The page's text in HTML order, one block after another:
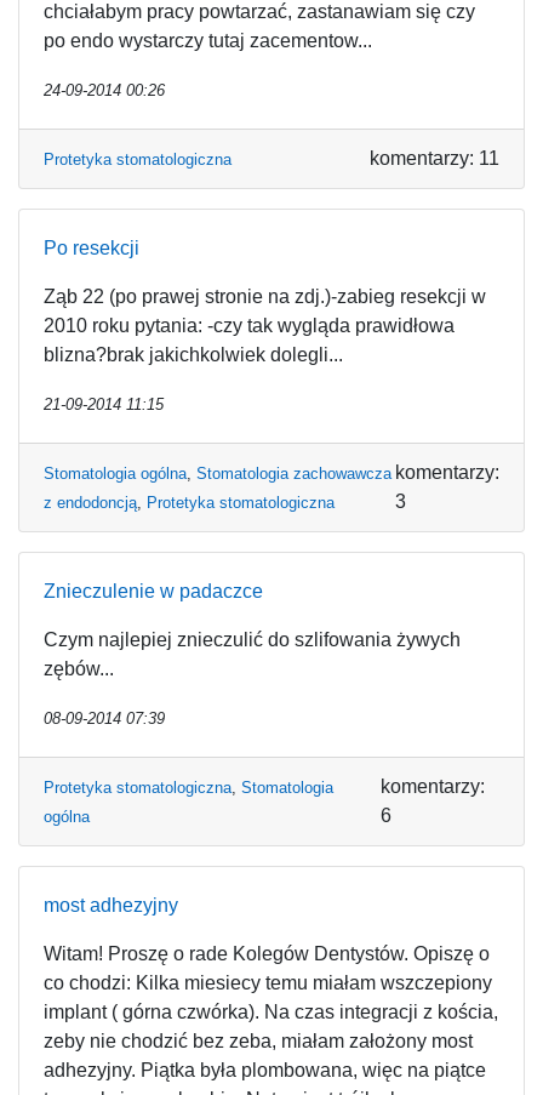
chciałabym pracy powtarzać, zastanawiam się czy
po endo wystarczy tutaj zacementow...
24-09-2014 00:26
Protetyka stomatologiczna komentarzy: 11
Po resekcji
Ząb 22 (po prawej stronie na zdj.)-zabieg resekcji w
2010 roku pytania: -czy tak wygląda prawidłowa
blizna?brak jakichkolwiek dolegli...
21-09-2014 11:15
Stomatologia ogólna, Stomatologia zachowawcza
z endodoncją, Protetyka stomatologiczna
komentarzy:
3
Znieczulenie w padaczce
Czym najlepiej znieczulić do szlifowania żywych
zębów...
08-09-2014 07:39
Protetyka stomatologiczna, Stomatologia
ogólna
komentarzy:
6
most adhezyjny
Witam! Proszę o rade Kolegów Dentystów. Opiszę o
co chodzi: Kilka miesiecy temu miałam wszczepiony
implant ( górna czwórka). Na czas integracji z kościa,
zeby nie chodzić bez zeba, miałam założony most
adhezyjny. Piątka była plombowana, więc na piątce